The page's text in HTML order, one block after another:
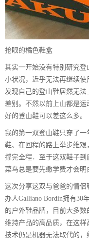
抢眼的橘色鞋盒
其实一开始没有特别研究
小状况，近乎无法再继续使
发现自己的登山鞋居然无
差别。不然以前上山都是
好的登山鞋可以差这么多。
我的第一双登山鞋只穿了
鞋、在回程的路上举步维
撑完全程．至于这双鞋子
菜鸟总是要先缴学费才会明
这次分享这双与爸爸的情侣
办人Galliano Bordin拥有30
的户外鞋品牌，目前大多
维持产品的高品质，在这
技术仍是机器无法取代的